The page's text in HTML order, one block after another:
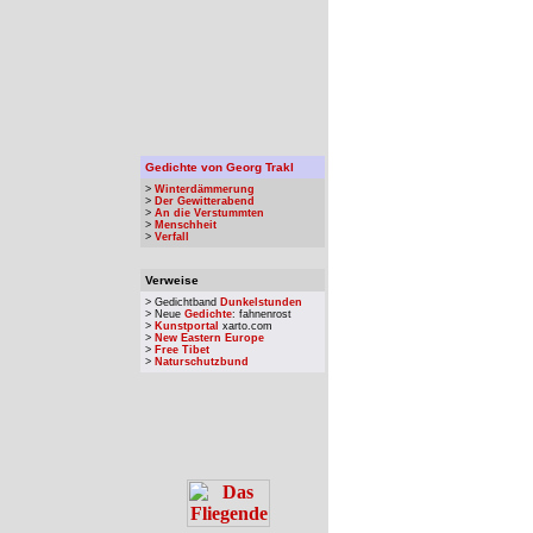
Gedichte von Georg Trakl
> Winterdämmerung
> Der Gewitterabend
> An die Verstummten
> Menschheit
> Verfall
Verweise
> Gedichtband Dunkelstunden
> Neue Gedichte: fahnenrost
> Kunstportal xarto.com
> New Eastern Europe
> Free Tibet
> Naturschutzbund